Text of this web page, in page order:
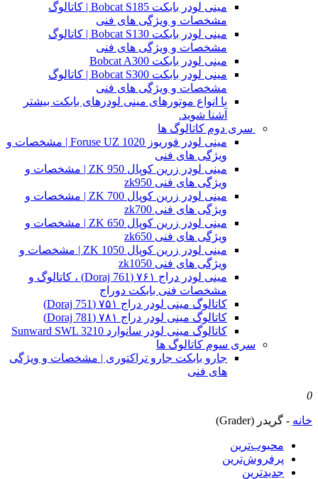
مینی لودر بابکت Bobcat S185 | کاتالوگ
مشخصات و ویژگی های فنی
مینی لودر بابکت Bobcat S130 | کاتالوگ
مشخصات و ویژگی های فنی
مینی لودر بابکت Bobcat A300
مینی لودر بابکت Bobcat S300 | کاتالوگ
مشخصات و ویژگی های فنی
با انواع موتورهای مینی لودرهای بابکت بیشتر
آشنا شوید.
سری دوم کاتالوگ ها
مینی لودر فوریوز Foruse UZ 1020 | مشخصات و
ویژگی های فنی
مینی لودر زرین کوپال ZK 950 | مشخصات و
ویژگی های فنی zk950
مینی لودر زرین کوپال ZK 700 | مشخصات و
ویژگی های فنی zk700
مینی لودر زرین کوپال ZK 650 | مشخصات و
ویژگی های فنی zk650
مینی لودر زرین کوپال ZK 1050 | مشخصات و
ویژگی های فنی zk1050
مینی لودر دراج ۷۶۱ (Doraj 761) ، کاتالوگ و
مشخصات فنی بابکت دوراج
کاتالوگ مینی لودر دراج ۷۵۱ (Doraj 751)
کاتالوگ مینی لودر دراج ۷۸۱ (Doraj 781)
کاتالوگ مینی لودر سانوارد Sunward SWL 3210
سری سوم کاتالوگ ها
جارو بابکت جارو تراکتوری | مشخصات و ویژگی
های فنی
0
خانه - گریدر (Grader)
محبوب‌ترین
پرفروش‌ترین
جدیدترین